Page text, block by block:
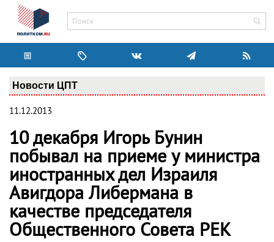
Новости ЦПТ
11.12.2013
10 декабря Игорь Бунин
побывал на приеме у министра
иностранных дел Израиля
Авигдора Либермана в
качестве председателя
Общественного Совета РЕК